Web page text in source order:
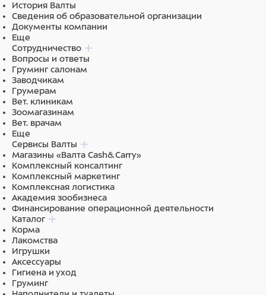
История Валты
Сведения об образовательной организации
Документы компании
Еще
Сотрудничество
Вопросы и ответы
Груминг салонам
Заводчикам
Грумерам
Вет. клиникам
Зоомагазинам
Вет. врачам
Еще
Сервисы Валты
Магазины «Валта Cash&Carry»
Комплексный консалтинг
Комплексный маркетинг
Комплексная логистика
Академия зообизнеса
Финансирование операционной деятельности
Каталог
Корма
Лакомства
Игрушки
Аксессуары
Гигиена и уход
Груминг